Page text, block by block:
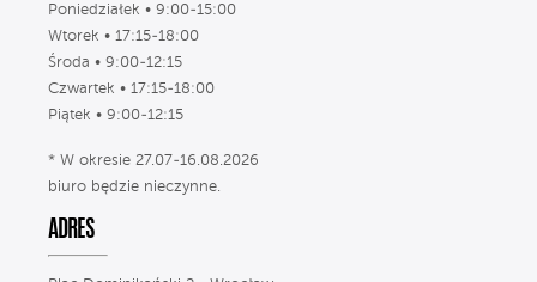
Poniedziałek • 9:00-15:00
Wtorek • 17:15-18:00
Środa • 9:00-12:15
Czwartek • 17:15-18:00
Piątek • 9:00-12:15
* W okresie 27.07-16.08.2026
biuro będzie nieczynne.
ADRES